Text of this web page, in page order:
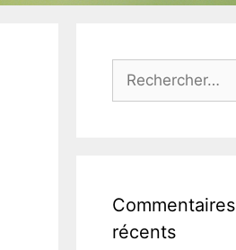
Commentaires
récents